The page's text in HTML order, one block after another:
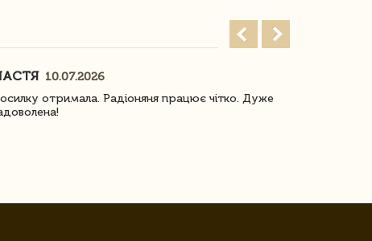
10.07.2026
отримала. Радіоняня працює чітко. Дуже